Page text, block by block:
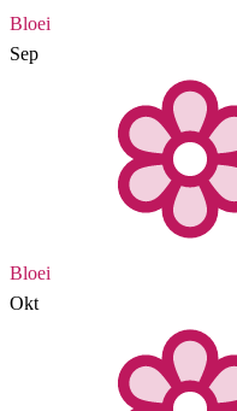
Bloei
Sep
Bloei
Okt